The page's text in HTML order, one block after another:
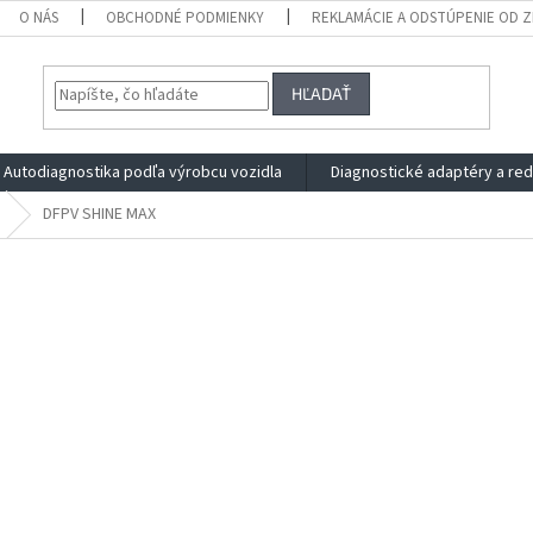
O NÁS OBCHODNÉ PODMIENKY REKLAMÁCIE A ODSTÚPENIE OD
HĽADAŤ
Autodiagnostika podľa výrobcu vozidla Diagnostické adaptéry a
DFPV SHINE MAX